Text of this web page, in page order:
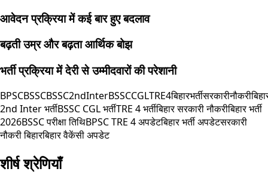
आवेदन प्रक्रिया में कई बार हुए बदलाव
बढ़ती उम्र और बढ़ता आर्थिक बोझ
भर्ती प्रक्रिया में देरी से उम्मीदवारों की परेशानी
BPSCBSSCBSSC2ndInterBSSCCGLTRE4बिहारभर्तीसरकारीनौकरी
2nd Inter भर्तीBSSC CGL भर्तीTRE 4 भर्तीबिहार सरकारी नौकरीबिहार भर्ती
2026BSSC परीक्षा तिथिBPSC TRE 4 अपडेटबिहार भर्ती अपडेटसरकारी
नौकरी बिहारबिहार वैकेंसी अपडेट
शीर्ष श्रेणियाँ